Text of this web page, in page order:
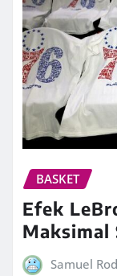
BASKET
Efek
Maksimal
Samuel